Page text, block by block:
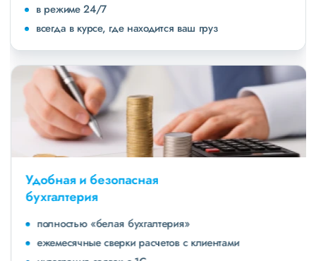
в режиме 24/7
всегда в курсе, где находится ваш груз
Удобная и безопасная
бухгалтерия
полностью «белая бухгалтерия»
ежемесячные сверки расчетов с клиентами